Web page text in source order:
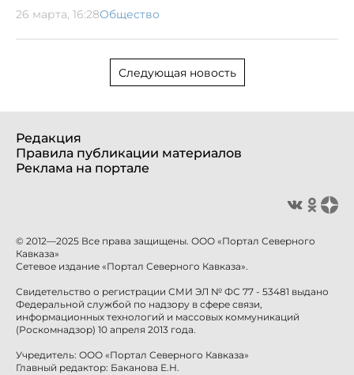
26 марта, 16:28Общество
Следующая новость
Редакция
Правила публикации материалов
Реклама на портале
© 2012—2025 Все права защищены. ООО «Портал Северного
Кавказа»
Сетевое издание «Портал Северного Кавказа».
Свидетельство о регистрации СМИ ЭЛ № ФС 77 - 53481 выдано
Федеральной службой по надзору в сфере связи,
информационных технологий и массовых коммуникаций
(Роскомнадзор) 10 апреля 2013 года.
Учредитель: ООО «Портал Северного Кавказа»
Главный редактор: Баканова Е.Н.